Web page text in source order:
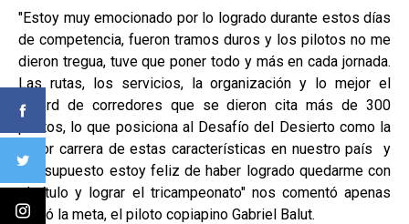
"Estoy muy emocionado por lo logrado durante estos días
de competencia, fueron tramos duros y los pilotos no me
dieron tregua, tuve que poner todo y más en cada jornada.
Las rutas, los servicios, la organización y lo mejor el
récord de corredores que se dieron cita más de 300
pilotos, lo que posiciona al Desafío del Desierto como la
mejor carrera de estas características en nuestro país y
por supuesto estoy feliz de haber logrado quedarme con
el título y lograr el tricampeonato" nos comentó apenas
cruzó la meta, el piloto copiapino Gabriel Balut.